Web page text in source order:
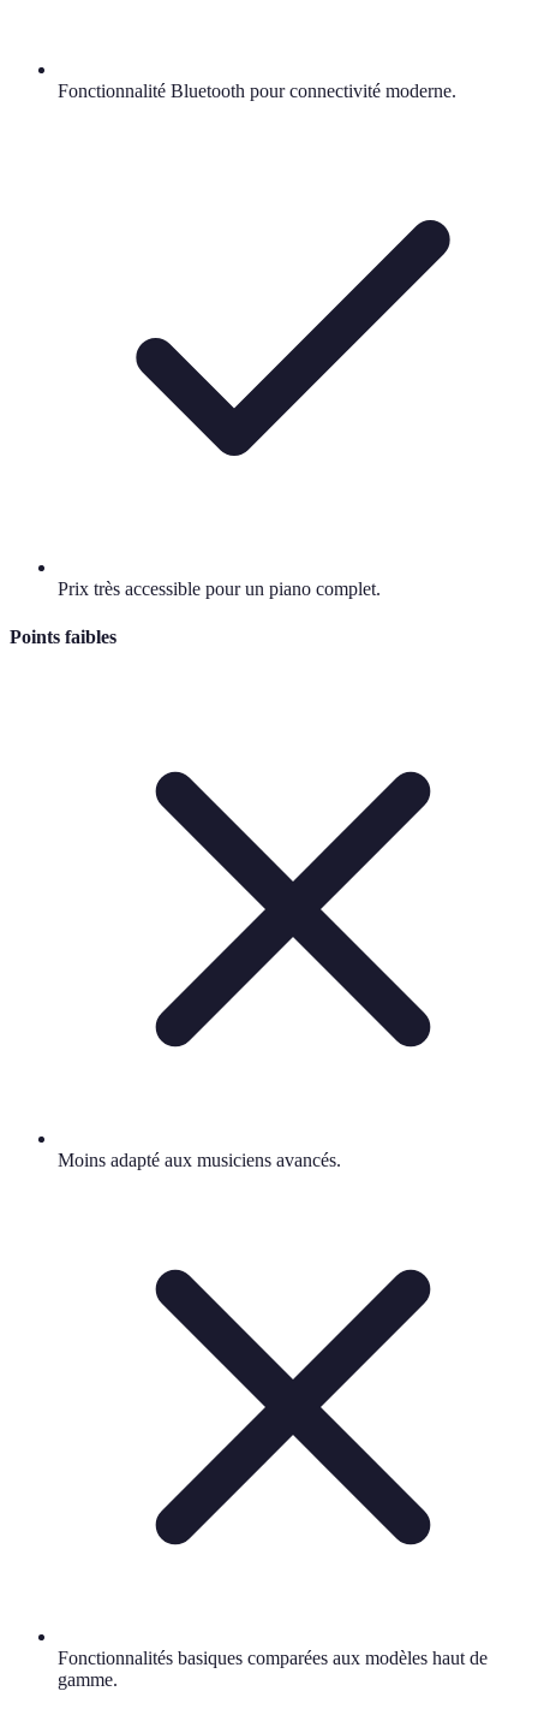
Fonctionnalité Bluetooth pour connectivité moderne.
Prix très accessible pour un piano complet.
Points faibles
Moins adapté aux musiciens avancés.
Fonctionnalités basiques comparées aux modèles haut de
gamme.